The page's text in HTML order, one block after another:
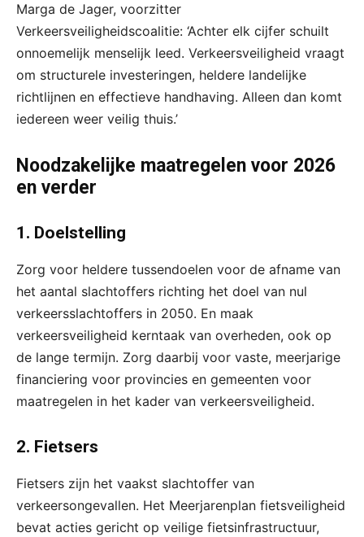
Marga de Jager, voorzitter
Verkeersveiligheidscoalitie: ‘Achter elk cijfer schuilt
onnoemelijk menselijk leed. Verkeersveiligheid vraagt
om structurele investeringen, heldere landelijke
richtlijnen en effectieve handhaving. Alleen dan komt
iedereen weer veilig thuis.’
Noodzakelijke maatregelen voor 2026
en verder
1. Doelstelling
Zorg voor heldere tussendoelen voor de afname van
het aantal slachtoffers richting het doel van nul
verkeersslachtoffers in 2050. En maak
verkeersveiligheid kerntaak van overheden, ook op
de lange termijn. Zorg daarbij voor vaste, meerjarige
financiering voor provincies en gemeenten voor
maatregelen in het kader van verkeersveiligheid.
2. Fietsers
Fietsers zijn het vaakst slachtoffer van
verkeersongevallen. Het Meerjarenplan fietsveiligheid
bevat acties gericht op veilige fietsinfrastructuur,